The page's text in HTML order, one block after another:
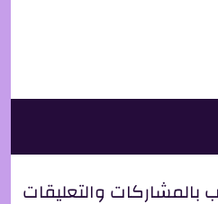
بالمشاركات والتعليقات